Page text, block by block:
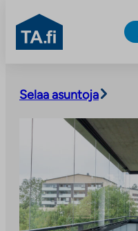
sisältöön
TA.fi
Selaa asuntoja